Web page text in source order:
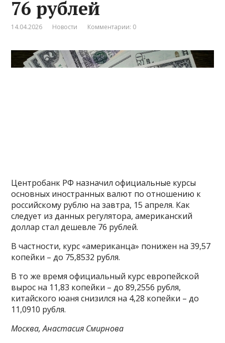
76 рублей
14.04.2026 Новости Комментарии: 0
Центробанк РФ назначил официальные курсы
основных иностранных валют по отношению к
российскому рублю на завтра, 15 апреля. Как
следует из данных регулятора, американский
доллар стал дешевле 76 рублей.
В частности, курс «американца» понижен на 39,57
копейки – до 75,8532 рубля.
В то же время официальный курс европейской
вырос на 11,83 копейки – до 89,2556 рубля,
китайского юаня снизился на 4,28 копейки – до
11,0910 рубля.
Москва, Анастасия Смирнова